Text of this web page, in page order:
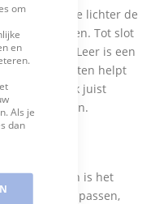
Cookie
Bar
om
en
Als je
dan
een rol. Hoe lichter de
raken. Tot slot
belang. Leer is een
en zweetvoeten helpt
houden vaak juist
vermijden.
kiest? Dan is het
de dag te passen,